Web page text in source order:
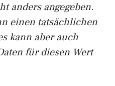
anders angegeben.
einen tatsächlichen
kann aber auch
für diesen Wert